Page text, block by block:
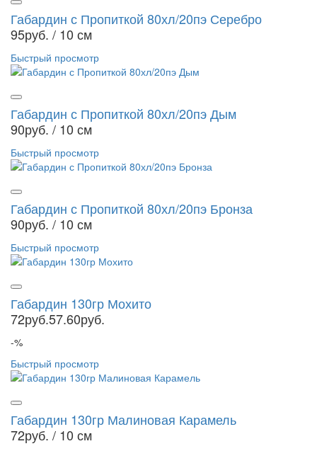
Габардин с Пропиткой 80хл/20пэ Серебро
95руб. / 10 см
Быстрый просмотр
Габардин с Пропиткой 80хл/20пэ Дым
90руб. / 10 см
Быстрый просмотр
Габардин с Пропиткой 80хл/20пэ Бронза
90руб. / 10 см
Быстрый просмотр
Габардин 130гр Мохито
72руб.57.60руб.
-%
Быстрый просмотр
Габардин 130гр Малиновая Карамель
72руб. / 10 см